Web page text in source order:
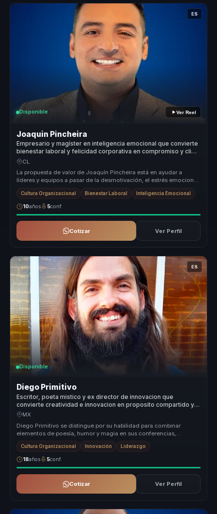
ES
Disponible Ver Reel
Joaquin Pincheira
Empresario y magíster en inteligencia emocional que convierte
bienestar laboral y felicidad corporativa en compromiso y clima
sano para equipos.
CL
La propuesta de valor de Joaquín Pincheira está en ayudar a
líderes y equipos a pasar de la desmotivación, el estrés emocional
y las rela...
Cultura Organizacional Bienestar Laboral Inteligencia Emocional
10años 5conf.
Cotizar Ver Perfil
ES
Disponible
Diego Primitivo
Escritor, poeta mistico y ex director de innovacion que
convierte creatividad e innovacion en proposito compartido y
cohesion para organizaciones y equipos.
MX
Diego Primitivo se distingue por su habilidad para combinar
elementos de poesía, humor y magia en sus conferencias,
creando experiencias ...
Cultura Organizacional Innovación Liderazgo
18años 5conf.
Cotizar Ver Perfil